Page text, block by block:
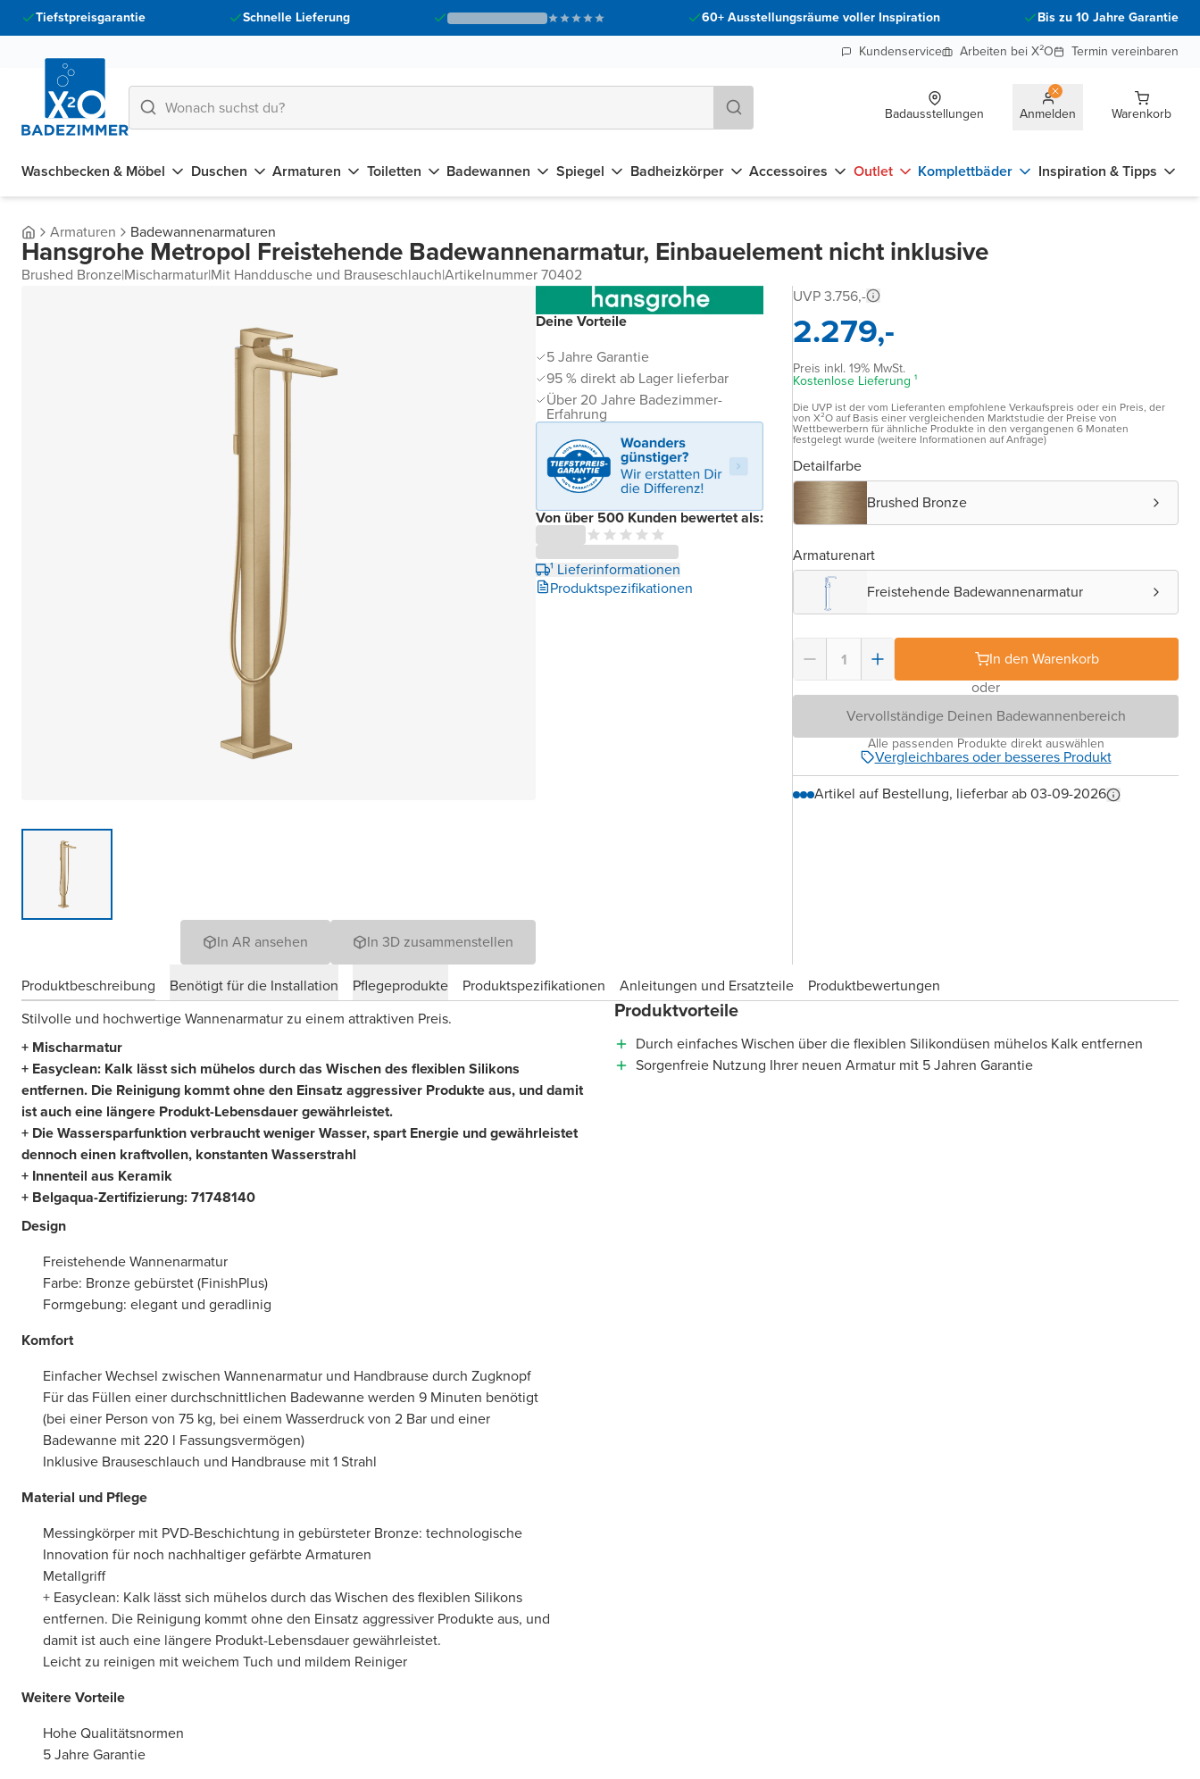
Tiefstpreisgarantie Schnelle Lieferung 60+ Ausstellungsräume voller Inspiration
Bis zu 10 Jahre Garantie
Kundenservice
Arbeiten bei X²O Termin vereinbaren
Badausstellungen Anmelden Warenkorb
Waschbecken & Möbel Duschen Armaturen Toiletten Badewannen Spiegel Badheizkörper Accessoires Outlet Komplettbäder Inspiration & Tipps
Armaturen Badewannenarmaturen
Hansgrohe Metropol Freistehende Badewannenarmatur, Einbauelement nicht inklusive
Brushed Bronze|Mischarmatur|Mit Handdusche und Brauseschlauch|Artikelnummer 70402
In AR ansehen In 3D zusammenstellen
Deine Vorteile
5 Jahre Garantie
95 % direkt ab Lager lieferbar
Über 20 Jahre Badezimmer-
Erfahrung
Von über 500 Kunden bewertet als:
¹ Lieferinformationen
Produktspezifikationen
UVP 3.756,-
2.279,-
Preis inkl. 19% MwSt.
Kostenlose Lieferung ¹
Die UVP ist der vom Lieferanten empfohlene Verkaufspreis oder ein Preis, der
von X²O auf Basis einer vergleichenden Marktstudie der Preise von
Wettbewerbern für ähnliche Produkte in den vergangenen 6 Monaten
festgelegt wurde (weitere Informationen auf Anfrage)
Detailfarbe
Brushed Bronze
Armaturenart
Freistehende Badewannenarmatur
In den Warenkorb
oder
Vervollständige Deinen Badewannenbereich
Alle passenden Produkte direkt auswählen
Vergleichbares oder besseres Produkt
Artikel auf Bestellung, lieferbar ab 03-09-2026
Produktbeschreibung Benötigt für die Installation Pflegeprodukte Produktspezifikationen Anleitungen und Ersatzteile
Produktbewertungen
Stilvolle und hochwertige Wannenarmatur zu einem attraktiven Preis.
+ Mischarmatur
+ Easyclean: Kalk lässt sich mühelos durch das Wischen des flexiblen Silikons
entfernen. Die Reinigung kommt ohne den Einsatz aggressiver Produkte aus, und damit
ist auch eine längere Produkt-Lebensdauer gewährleistet.
+ Die Wassersparfunktion verbraucht weniger Wasser, spart Energie und gewährleistet
dennoch einen kraftvollen, konstanten Wasserstrahl
+ Innenteil aus Keramik
+ Belgaqua-Zertifizierung: 71748140
Design
Freistehende Wannenarmatur
Farbe: Bronze gebürstet (FinishPlus)
Formgebung: elegant und geradlinig
Komfort
Einfacher Wechsel zwischen Wannenarmatur und Handbrause durch Zugknopf
Für das Füllen einer durchschnittlichen Badewanne werden 9 Minuten benötigt
(bei einer Person von 75 kg, bei einem Wasserdruck von 2 Bar und einer
Badewanne mit 220 l Fassungsvermögen)
Inklusive Brauseschlauch und Handbrause mit 1 Strahl
Material und Pflege
Messingkörper mit PVD-Beschichtung in gebürsteter Bronze: technologische
Innovation für noch nachhaltiger gefärbte Armaturen
Metallgriff
+ Easyclean: Kalk lässt sich mühelos durch das Wischen des flexiblen Silikons
entfernen. Die Reinigung kommt ohne den Einsatz aggressiver Produkte aus, und
damit ist auch eine längere Produkt-Lebensdauer gewährleistet.
Leicht zu reinigen mit weichem Tuch und mildem Reiniger
Weitere Vorteile
Hohe Qualitätsnormen
5 Jahre Garantie
Produktvorteile
Durch einfaches Wischen über die flexiblen Silikondüsen mühelos Kalk entfernen
Sorgenfreie Nutzung Ihrer neuen Armatur mit 5 Jahren Garantie